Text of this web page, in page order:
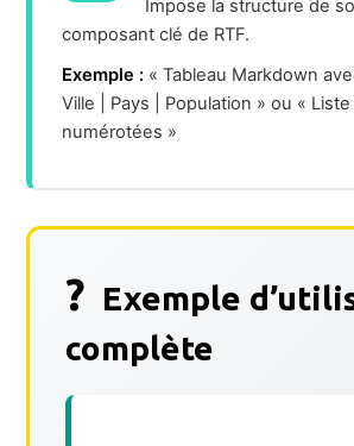
Impose la structure de
composant clé de RTF.
Exemple : « Tableau Markdown
Ville | Pays | Population » ou «
numérotées »
? Exemple
complète